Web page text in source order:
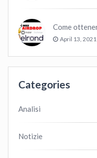
April 13, 2021
Categories
Analisi
Notizie